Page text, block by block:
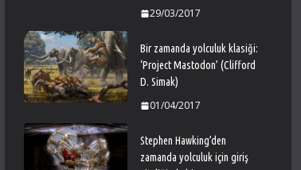
29/03/2017
Bir zamanda yolculuk klasiği:
‘Project Mastodon’ (Clifford
D. Simak)
01/04/2017
Stephen Hawking’den
zamanda yolculuk için giriş